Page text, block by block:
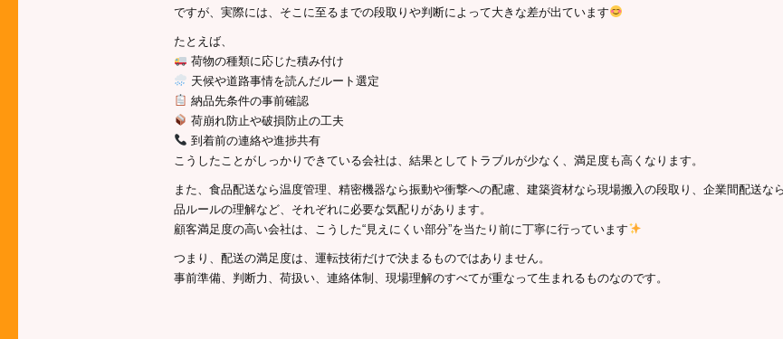
ですが、実際には、そこに至るまでの段取りや判断によって大きな差が出ています
たとえば、
荷物の種類に応じた積み付け
天候や道路事情を読んだルート選定
納品先条件の事前確認
荷崩れ防止や破損防止の工夫
到着前の連絡や進捗共有
こうしたことがしっかりできている会社は、結果としてトラブルが少なく、満足度も高くなります。
また、食品配送なら温度管理、精密機器なら振動や衝撃への配慮、建築資材なら現場搬入の段取り、企業間配送な
品ルールの理解など、それぞれに必要な気配りがあります。
顧客満足度の高い会社は、こうした“見えにくい部分”を当たり前に丁寧に行っています
つまり、配送の満足度は、運転技術だけで決まるものではありません。
事前準備、判断力、荷扱い、連絡体制、現場理解のすべてが重なって生まれるものなのです。